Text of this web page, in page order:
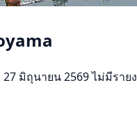
มิถุนายน 2569 ไม่มีร